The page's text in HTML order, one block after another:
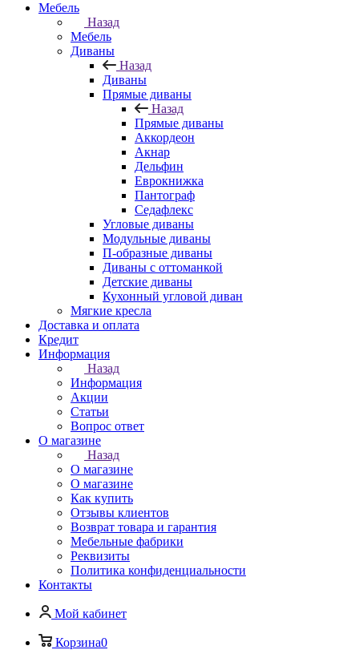
Мебель
Назад
Мебель
Диваны
Назад
Диваны
Прямые диваны
Назад
Прямые диваны
Аккордеон
Акнар
Дельфин
Еврокнижка
Пантограф
Седафлекс
Угловые диваны
Модульные диваны
П-образные диваны
Диваны с оттоманкой
Детские диваны
Кухонный угловой диван
Мягкие кресла
Доставка и оплата
Кредит
Информация
Назад
Информация
Акции
Статьи
Вопрос ответ
О магазине
Назад
О магазине
О магазине
Как купить
Отзывы клиентов
Возврат товара и гарантия
Мебельные фабрики
Реквизиты
Политика конфиденциальности
Контакты
Мой кабинет
Корзина0